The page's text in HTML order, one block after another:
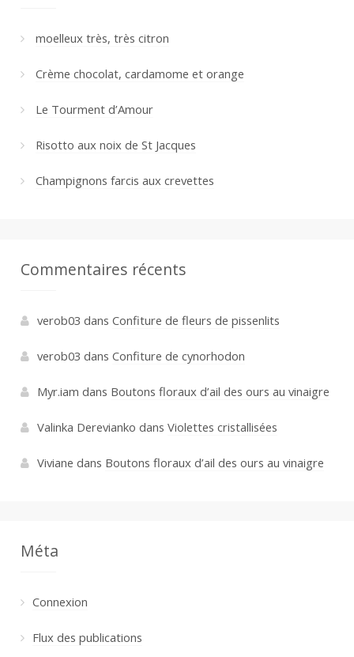
moelleux très, très citron
Crème chocolat, cardamome et orange
Le Tourment d’Amour
Risotto aux noix de St Jacques
Champignons farcis aux crevettes
Commentaires récents
verob03 dans Confiture de fleurs de pissenlits
verob03 dans Confiture de cynorhodon
Myr.iam dans Boutons floraux d’ail des ours au vinaigre
Valinka Derevianko dans Violettes cristallisées
Viviane dans Boutons floraux d’ail des ours au vinaigre
Méta
Connexion
Flux des publications